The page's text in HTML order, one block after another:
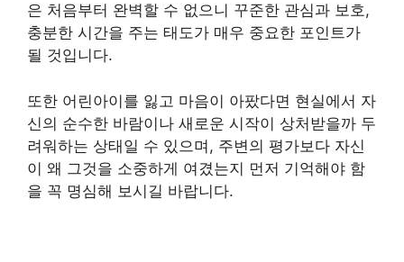
은 처음부터 완벽할 수 없으니 꾸준한 관심과 보호,
충분한 시간을 주는 태도가 매우 중요한 포인트가
될 것입니다.
또한 어린아이를 잃고 마음이 아팠다면 현실에서 자
신의 순수한 바람이나 새로운 시작이 상처받을까 두
려워하는 상태일 수 있으며, 주변의 평가보다 자신
이 왜 그것을 소중하게 여겼는지 먼저 기억해야 함
을 꼭 명심해 보시길 바랍니다.